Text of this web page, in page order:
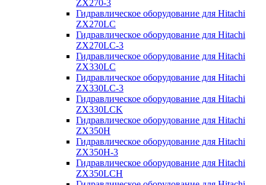
ZX270-3
Гидравлическое оборудование для Hitachi
ZX270LC
Гидравлическое оборудование для Hitachi
ZX270LC-3
Гидравлическое оборудование для Hitachi
ZX330LC
Гидравлическое оборудование для Hitachi
ZX330LC-3
Гидравлическое оборудование для Hitachi
ZX330LCK
Гидравлическое оборудование для Hitachi
ZX350H
Гидравлическое оборудование для Hitachi
ZX350H-3
Гидравлическое оборудование для Hitachi
ZX350LCH